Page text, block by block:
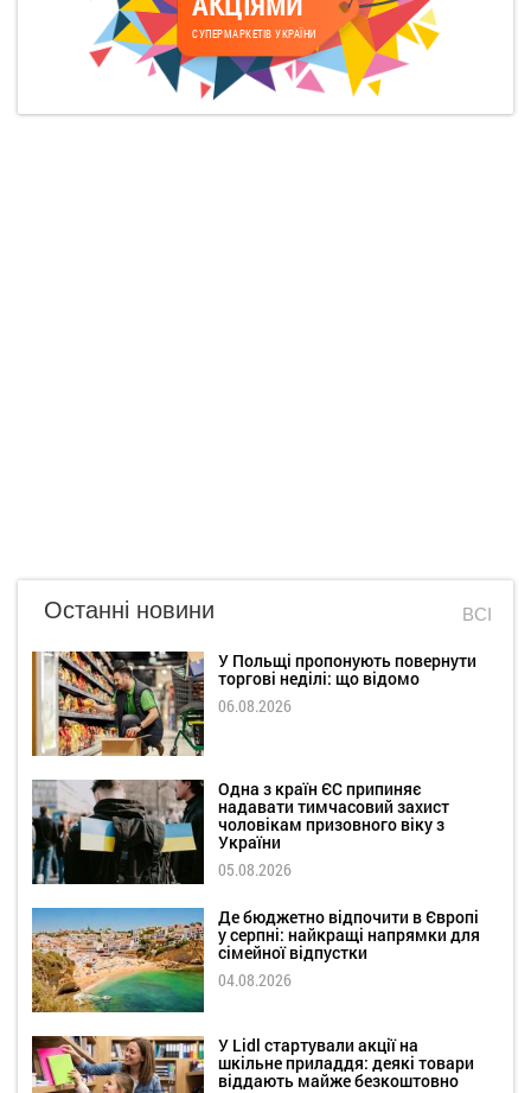
СУПЕРМАРКЕТІВ УКРАЇНИ
Останні новини ВСІ
У Польщі пропонують повернути
торгові неділі: що відомо
06.08.2026
Одна з країн ЄС припиняє
надавати тимчасовий захист
чоловікам призовного віку з
України
05.08.2026
Де бюджетно відпочити в Європі
у серпні: найкращі напрямки для
сімейної відпустки
04.08.2026
У Lidl стартували акції на
шкільне приладдя: деякі товари
віддають майже безкоштовно